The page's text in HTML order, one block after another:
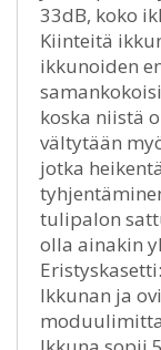
33dB, koko
Kiinteitä
ikkunoiden
koska niistä
vältytään
jotka
tulipalon
olla ainakin
Ikkunan ja